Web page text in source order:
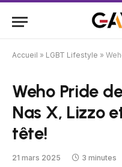
Accueil » LGBT Lifestyle » Weho
Weho Pride
Nas X, Lizzo
tête!
21 mars 2025 3 minutes